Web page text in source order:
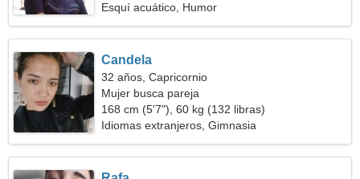
Esquí acuático, Humor
Candela
32 años, Capricornio
Mujer busca pareja
168 cm (5'7"), 60 kg (132 libras)
Idiomas extranjeros, Gimnasia